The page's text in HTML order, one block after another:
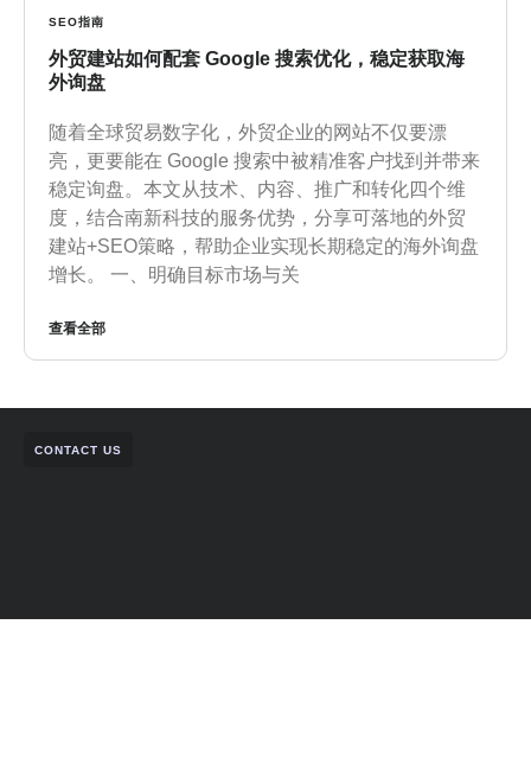
SEO指南
外贸建站如何配套 Google 搜索优化，稳定获取海
外询盘
随着全球贸易数字化，外贸企业的网站不仅要漂
亮，更要能在 Google 搜索中被精准客户找到并带来
稳定询盘。本文从技术、内容、推广和转化四个维
度，结合南新科技的服务优势，分享可落地的外贸
建站+SEO策略，帮助企业实现长期稳定的海外询盘
增长。 一、明确目标市场与关
查看全部
CONTACT US